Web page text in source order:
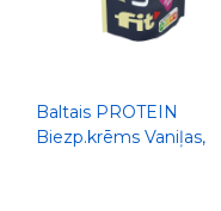
Baltais PROTEIN
Biezp.krēms Vaniļas,